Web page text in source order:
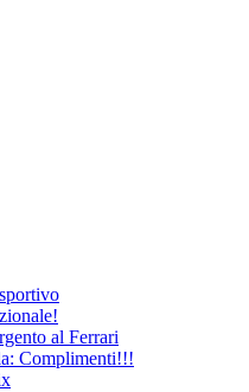
al Ferrari
Complimenti!!!